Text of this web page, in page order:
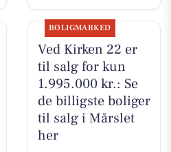
BOLIGMARKED
Ved Kirken 22 er
til salg for kun
1.995.000 kr.: Se
de billigste boliger
til salg i Mårslet
her